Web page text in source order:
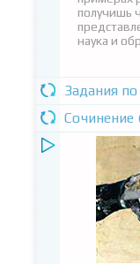
получишь
наука и
Задания
Сочинение